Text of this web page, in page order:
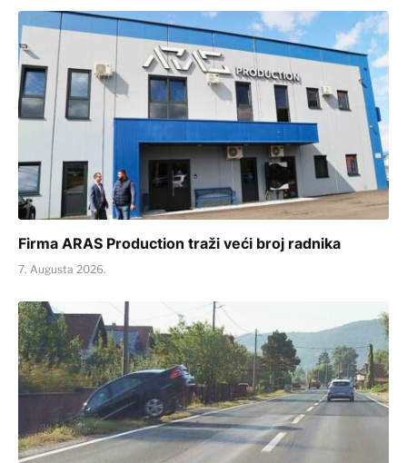
Firma ARAS Production traži veći broj radnika
7. Augusta 2026.